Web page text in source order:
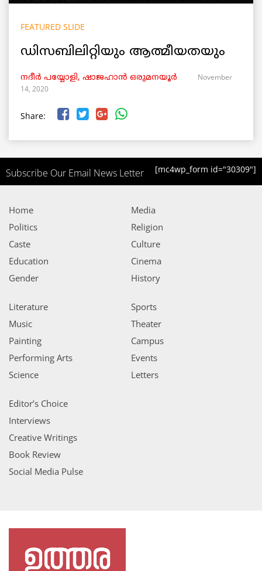
FEATURED SLIDE
ഡിസബിലിറ്റിയും ആത്മീയതയും
നദീർ പയ്യോളി, ഷാജഹാൻ ഒരുമനയൂർ
November
14, 2020
Share:
Subscribe Our Email News Letter [mc4wp_form id="30309"]
Home
Politics
Caste
Education
Gender
Media
Religion
Culture
Cinema
History
Literature
Music
Painting
Performing Arts
Science
Sports
Theater
Campus
Events
Letters
Editor’s Choice
Interviews
Creative Writings
Book Review
Social Media Pulse